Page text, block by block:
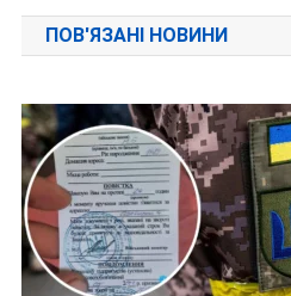
ПОВ'ЯЗАНІ НОВИНИ